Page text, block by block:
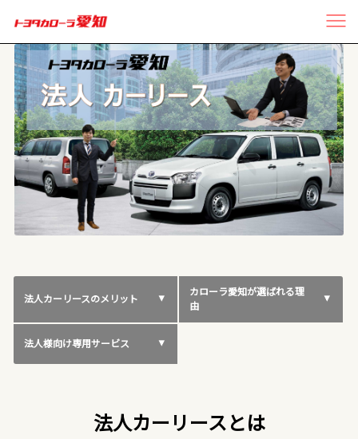
法人カーリースのメリット
カローラ愛知が選ばれる理
由
法人様向け専用サービス
法人カーリースとは